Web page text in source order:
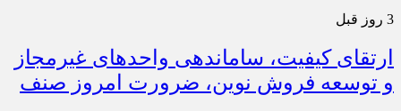
3 روز قبل
ارتقای کیفیت، ساماندهی واحدهای غیرمجاز
و توسعه فروش نوین، ضرورت امروز صنف